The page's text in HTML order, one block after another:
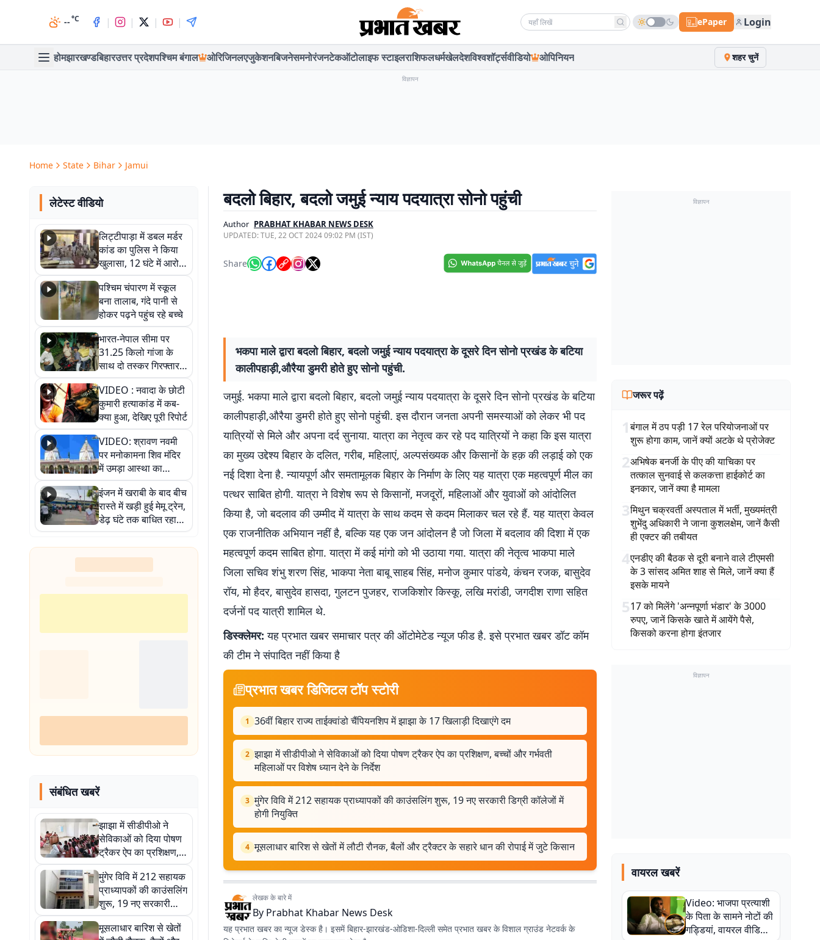
--°C | | | | Search news ePaper Login
होमझारखण्डबिहारउत्तर प्रदेशपश्चिम बंगाल ओरिजिनलएजुकेशनबिजनेसमनोरंजनटेकऑटोलाइफ स्टाइलराशिफलधर्मखेलदेशविश्वशॉर्ट्सवीडियो ओपिनियन शहर चुनें
विज्ञापन
Home State Bihar Jamui
लेटेस्ट वीडियो
लिट्टीपाड़ा में डबल मर्डर
कांड का पुलिस ने किया
खुलासा, 12 घंटे में आरोपी
गिरफ्तार
पश्चिम चंपारण में स्कूल
बना तालाब, गंदे पानी से
होकर पढ़ने पहुंच रहे बच्चे
भारत-नेपाल सीमा पर
31.25 किलो गांजा के
साथ दो तस्कर गिरफ्तार,
नेपाली नंबर की बाइक
जब्त
VIDEO : नवादा के छोटी
कुमारी हत्याकांड में कब-
क्या हुआ, देखिए पूरी रिपोर्ट
VIDEO: श्रावण नवमी
पर मनोकामना शिव मंदिर
में उमड़ा आस्था का
सैलाब, हर-हर महादेव के
जयघोष से गूंजा परिसर
इंजन में खराबी के बाद बीच
रास्ते में खड़ी हुई मेमू ट्रेन,
डेढ़ घंटे तक बाधित रहा
आवागमन
संबंधित खबरें
झाझा में सीडीपीओ ने
सेविकाओं को दिया पोषण
ट्रैकर ऐप का प्रशिक्षण,
बच्चों और गर्भवती
महिलाओं पर विशेष ध्यान
देने के निर्देश
मुंगेर विवि में 212 सहायक
प्राध्यापकों की काउंसलिंग
शुरू, 19 नए सरकारी
डिग्री कॉलेजों में होगी
नियुक्ति
मूसलाधार बारिश से खेतों
बदलो बिहार, बदलो जमुई न्याय पदयात्रा सोनो पहुंची
Author PRABHAT KHABAR NEWS DESK
UPDATED:TUE, 22 OCT 2024 09:02 PM (IST)
Share
भकपा माले द्वारा बदलो बिहार, बदलो जमुई न्याय पदयात्रा के दूसरे दिन सोनो प्रखंड के बटिया
कालीपहाड़ी,औरैया डुमरी होते हुए सोनो पहुंची.
जमुई. भकपा माले द्वारा बदलो बिहार, बदलो जमुई न्याय पदयात्रा के दूसरे दिन सोनो प्रखंड के बटिया
कालीपहाड़ी,औरैया डुमरी होते हुए सोनो पहुंची. इस दौरान जनता अपनी समस्याओं को लेकर भी पद
यात्रियों से मिले और अपना दर्द सुनाया. यात्रा का नेतृत्व कर रहे पद यात्रियों ने कहा कि इस यात्रा
का मुख्य उद्देश्य बिहार के दलित, गरीब, महिलाएं, अल्पसंख्यक और किसानों के हक़ की लड़ाई को एक
नई दिशा देना है. न्यायपूर्ण और समतामूलक बिहार के निर्माण के लिए यह यात्रा एक महत्वपूर्ण मील का
पत्थर साबित होगी. यात्रा ने विशेष रूप से किसानों, मजदूरों, महिलाओं और युवाओं को आंदोलित
किया है, जो बदलाव की उम्मीद में यात्रा के साथ कदम से कदम मिलाकर चल रहे हैं. यह यात्रा केवल
एक राजनीतिक अभियान नहीं है, बल्कि यह एक जन आंदोलन है जो जिला में बदलाव की दिशा में एक
महत्वपूर्ण कदम साबित होगा. यात्रा में कई मांगो को भी उठाया गया. यात्रा की नेतृत्व भाकपा माले
जिला सचिव शंभु शरण सिंह, भाकपा नेता बाबू साहब सिंह, मनोज कुमार पांडये, कंचन रजक, बासुदेव
रॉय, मो हैदर, बासुदेव हासदा, गुलटन पुजहर, राजकिशोर किस्कू, लखि मरांडी, जगदीश राणा सहित
दर्जनों पद यात्री शामिल थे.
डिस्क्लेमर: यह प्रभात खबर समाचार पत्र की ऑटोमेटेड न्यूज फीड है. इसे प्रभात खबर डॉट कॉम
की टीम ने संपादित नहीं किया है
प्रभात खबर डिजिटल टॉप स्टोरी
1 36वीं बिहार राज्य ताईक्वांडो चैंपियनशिप में झाझा के 17 खिलाड़ी दिखाएंगे दम
2 झाझा में सीडीपीओ ने सेविकाओं को दिया पोषण ट्रैकर ऐप का प्रशिक्षण, बच्चों और गर्भवती
महिलाओं पर विशेष ध्यान देने के निर्देश
3 मुंगेर विवि में 212 सहायक प्राध्यापकों की काउंसलिंग शुरू, 19 नए सरकारी डिग्री कॉलेजों में
होगी नियुक्ति
4 मूसलाधार बारिश से खेतों में लौटी रौनक, बैलों और ट्रैक्टर के सहारे धान की रोपाई में जुटे किसान
लेखक के बारे में
By Prabhat Khabar News Desk
यह प्रभात खबर का न्यूज डेस्क है। इसमें बिहार-झारखंड-ओडिशा-दिल्‍ली समेत प्रभात खबर के विशाल ग्राउंड नेटवर्क के
विज्ञापन
जरूर पढ़ें
1बंगाल में ठप पड़ी 17 रेल परियोजनाओं पर
शुरू होगा काम, जानें क्यों अटके थे प्रोजेक्ट
2अभिषेक बनर्जी के पीए की याचिका पर
तत्काल सुनवाई से कलकत्ता हाईकोर्ट का
इनकार, जानें क्या है मामला
3मिथुन चक्रवर्ती अस्पताल में भर्ती, मुख्यमंत्री
शुभेंदु अधिकारी ने जाना कुशलक्षेम, जानें कैसी
ही एक्टर की तबीयत
4एनडीए की बैठक से दूरी बनाने वाले टीएमसी
के 3 सांसद अमित शाह से मिले, जानें क्या हैं
इसके मायने
517 को मिलेंगे 'अन्नपूर्णा भंडार' के 3000
रुपए, जानें किसके खाते में आयेंगे पैसे,
किसको करना होगा इंतजार
विज्ञापन
वायरल खबरें
Video: भाजपा प्रत्याशी
के पिता के सामने नोटों की
गड्डियां, वायरल वीडियो